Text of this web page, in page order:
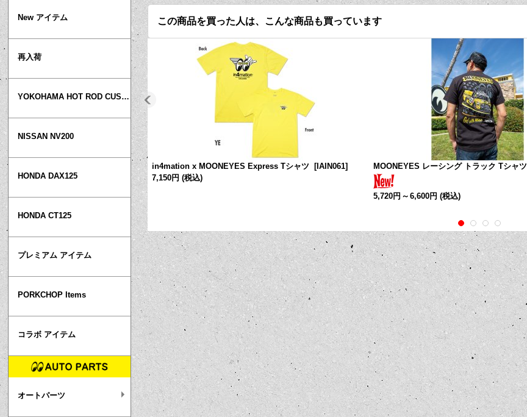
New アイテム
再入荷
YOKOHAMA HOT ROD CUSTOM SHOW
NISSAN NV200
HONDA DAX125
HONDA CT125
プレミアム アイテム
PORKCHOP Items
コラボ アイテム
オートパーツ
この商品を買った人は、こんな商品も買っています
in4mation x MOONEYES Express Tシャツ [IAIN061]
7,150円 (税込)
MOONEYES レーシング トラック Tシャツ
5,720円 ～ 6,600円 (税込)